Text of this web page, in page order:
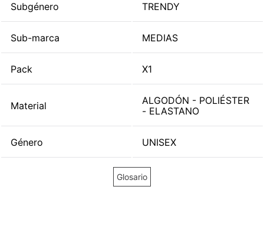
Subgénero TRENDY
Sub-marca MEDIAS
Pack X1
Material
ALGODÓN - POLIÉSTER
- ELASTANO
Género UNISEX
Glosario